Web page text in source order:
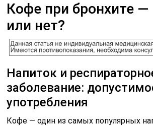
Кофе при бронхите
или нет?
Напиток и
заболевание:
употребления
Кофе — один из самых популярных